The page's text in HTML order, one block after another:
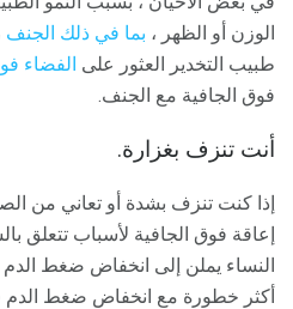
الوزن أو الظهر ، بما في ذلك الجنف
طبيب التخدير العثور على الفضاء
فوق الجافية مع الجنف.
أنت تنزف بغزارة.
إذا كنت تنزف بشدة أو تعاني من
إعاقة فوق الجافية لأسباب تتعلق
النساء يملن إلى انخفاض ضغط الدم
أكثر خطورة مع انخفاض ضغط